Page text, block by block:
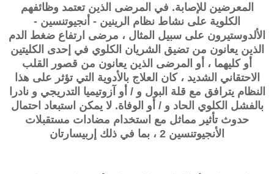
المعرضين للإصابة. في المرضى الذين تعتمد وظائفهم
الكلوية على نشاط نظام الرينين - أنجيوتنسين -
الألدوستيرون على سبيل المثال ، مرضى ارتفاع ضغط الدم
الذين يعانون من تضيق الشريان الكلوي في إحدى الكليتين
أو كليهما ، أو المرضى الذين يعانون من قصور القلب
الاحتقاني الشديد ، كان العلاج بالأدوية التي تؤثر على هذا
النظام يترافق مع قلة البول و / أو آزوتيميا التدريجي و نادرا
بالفشل الكلوي الحاد و / أو الوفاة. لا يمكن استبعاد احتمال
حدوث تأثير مماثل مع استخدام مضادات مستقبلات
الأنجيوتنسين 2 ، بما في ذلك إربيسارتان